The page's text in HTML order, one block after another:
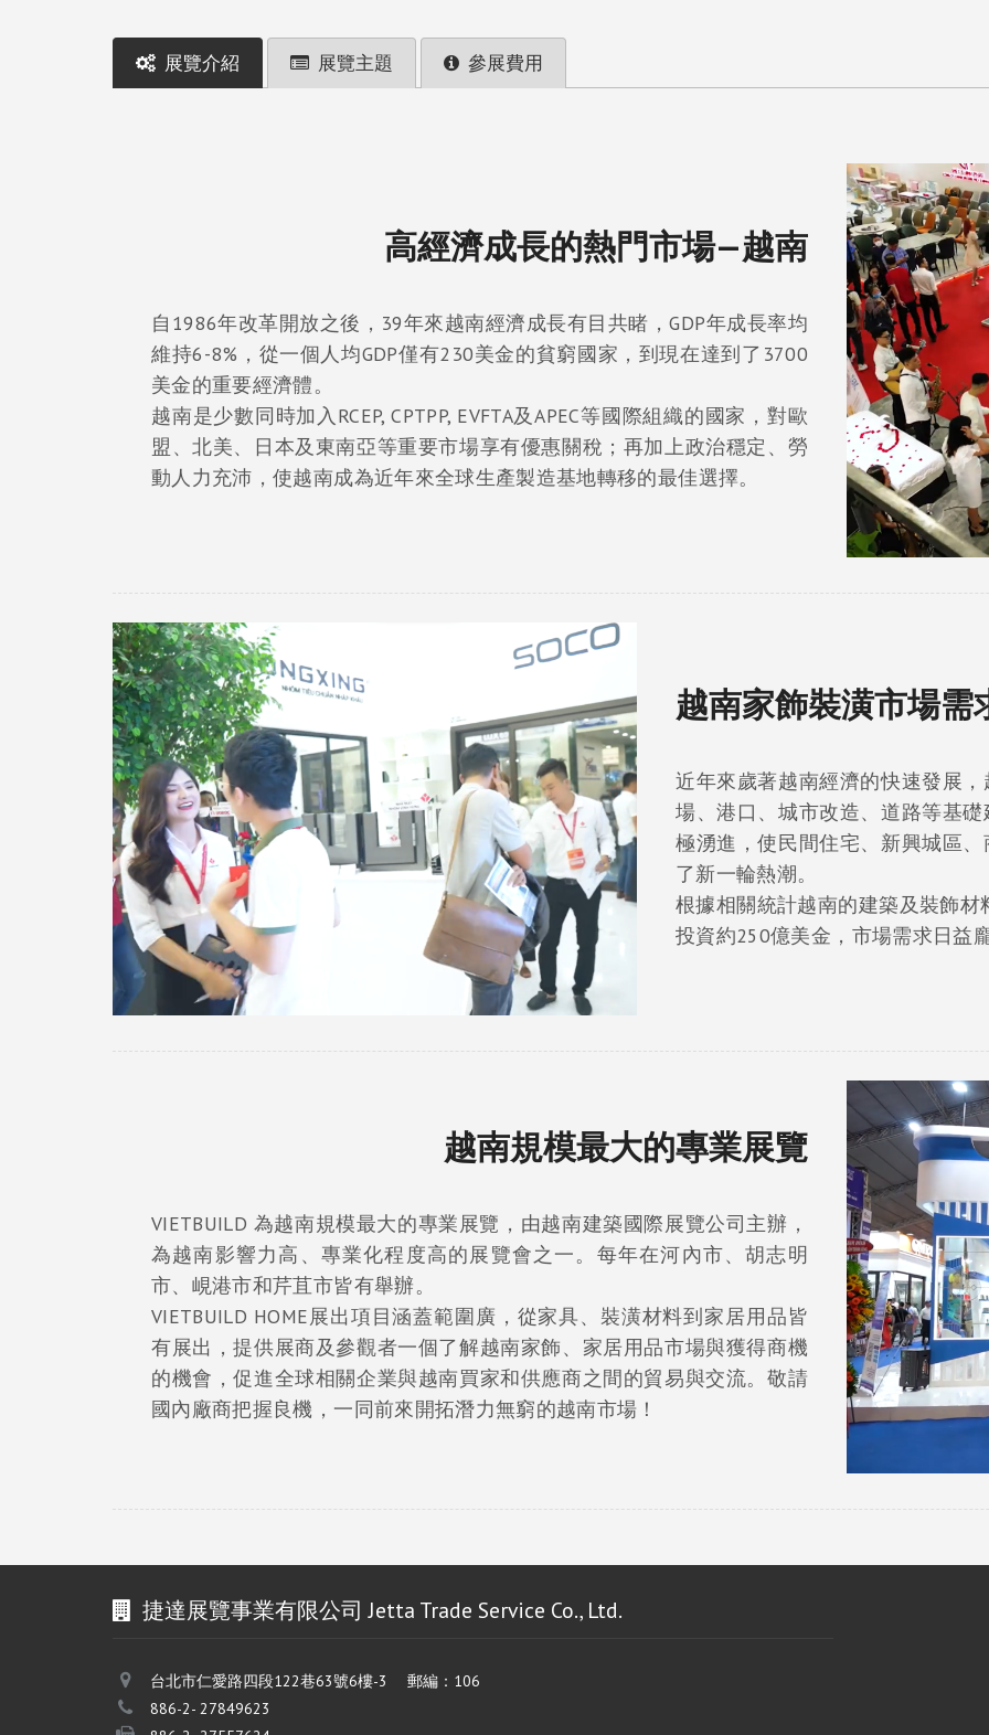
展覽介紹 展覽主題 參展費用
高經濟成長的熱門市場—越南
自1986年改革開放之後，39年來越南經濟成長有目共睹，GDP年成長率均
維持6-8%，從一個人均GDP僅有230美金的貧窮國家，到現在達到了3700
美金的重要經濟體。
越南是少數同時加入RCEP, CPTPP, EVFTA及APEC等國際組織的國家，對歐
盟、北美、日本及東南亞等重要市場享有優惠關稅；再加上政治穩定、勞
動人力充沛，使越南成為近年來全球生產製造基地轉移的最佳選擇。
越南家飾裝潢市場需
近年來歲著越南經濟的快速發展
場、港口、城市改造、道路等基
極湧進，使民間住宅、新興城區
了新一輪熱潮。
根據相關統計越南的建築及裝飾
投資約250億美金，市場需求日益
越南規模最大的專業展覽
VIETBUILD 為越南規模最大的專業展覽，由越南建築國際展覽公司主辦，
為越南影響力高、專業化程度高的展覽會之一。每年在河內市、胡志明
市、峴港市和芹苴市皆有舉辦。
VIETBUILD HOME展出項目涵蓋範圍廣，從家具、裝潢材料到家居用品皆
有展出，提供展商及參觀者一個了解越南家飾、家居用品市場與獲得商機
的機會，促進全球相關企業與越南買家和供應商之間的貿易與交流。敬請
國內廠商把握良機，一同前來開拓潛力無窮的越南市場！
捷達展覽事業有限公司 Jetta Trade Service Co., Ltd.
台北市仁愛路四段122巷63號6樓-3 郵編：106
886-2- 27849623